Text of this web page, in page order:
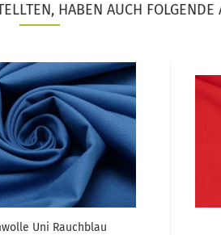
HABEN AUCH FOLGENDE
Uni Rauchblau